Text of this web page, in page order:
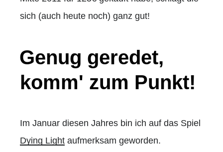
sich (auch heute noch) ganz gut!
Genug geredet,
komm' zum Punkt!
Im Januar diesen Jahres bin ich auf das Spiel
Dying Light aufmerksam geworden.